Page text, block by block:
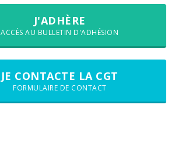
J'ADHÈRE
ACCÈS AU BULLETIN D'ADHÉSION
JE CONTACTE LA CGT
FORMULAIRE DE CONTACT